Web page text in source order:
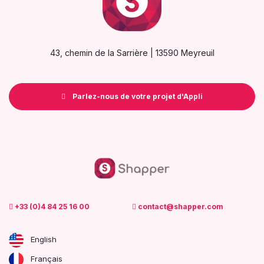
43, chemin de la Sarrière | 13590 Meyreuil
Parlez-nous de votre projet d'Appli
+33 (0)4 84 25 16 00 contact@shapper.com
English
Français